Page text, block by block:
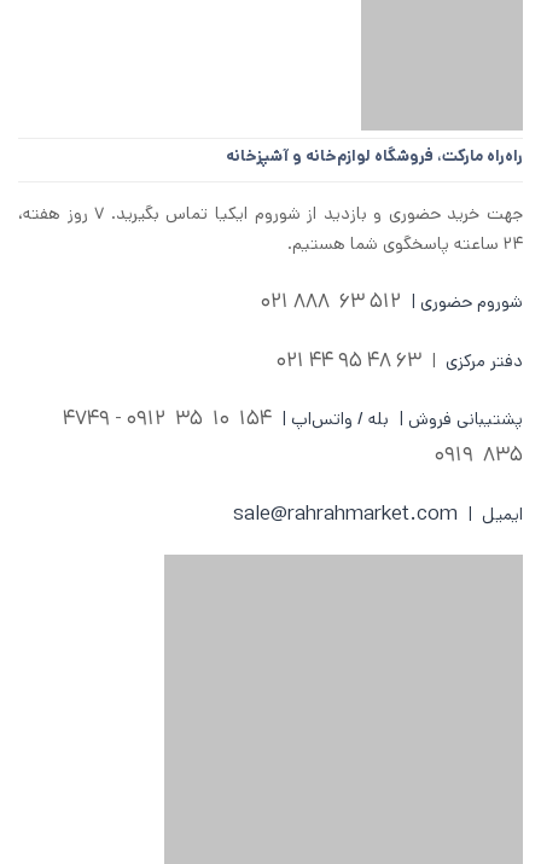
راه‌راه مارکت، فروشگاه لوازم‌خانه و آشپزخانه
جهت خرید حضوری و بازدید از شوروم ایکیا تماس بگیرید. ۷ روز هفته،
۲۴ ساعته پاسخگوی شما هستیم.
شوروم حضوری | 512 63 888 021
دفتر مرکزی |
63 48 95 44 021
پشتیبانی فروش | بله / واتس‌اپ | 154 10 35
835 0919
ایمیل | sale@rahrahmarket.com